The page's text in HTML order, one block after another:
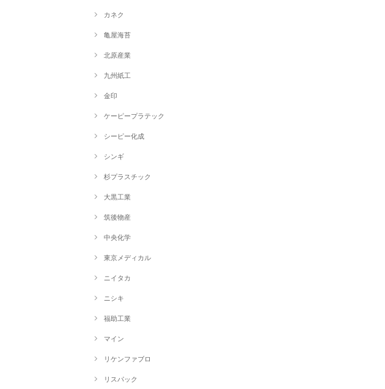
カネク
亀屋海苔
北原産業
九州紙工
金印
ケーピープラテック
シーピー化成
シンギ
杉プラスチック
大黒工業
筑後物産
中央化学
東京メディカル
ニイタカ
ニシキ
福助工業
マイン
リケンファブロ
リスパック